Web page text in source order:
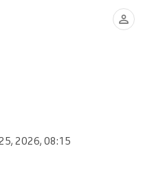
2026, 08:15